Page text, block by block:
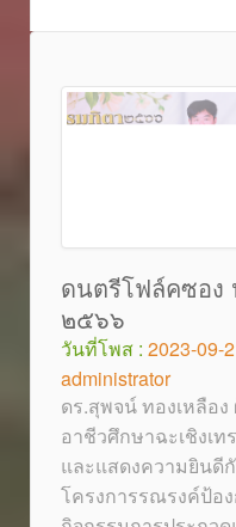
ดนตรีโฟล์คซอง
๒๕๖๖
วันที่โพส : 2023-09-
administrator
ดร.สุพจน์ ทองเหลือ
อาชีวศึกษาฉะเชิงเท
และแสดงความยินดี
โครงการรณรงค์ป้อ